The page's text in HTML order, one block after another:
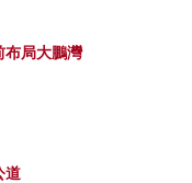
布局大鵬灣
道